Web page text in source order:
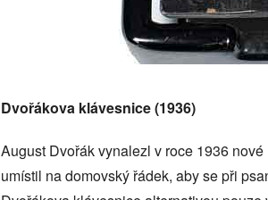
Dvořákova klávesnice (1936)
August Dvořák vynalezl v roce 1936
umístil na domovský řádek, aby se při